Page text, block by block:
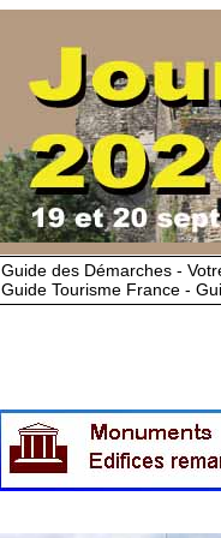
Guide des Démarches -
Guide Tourisme France -